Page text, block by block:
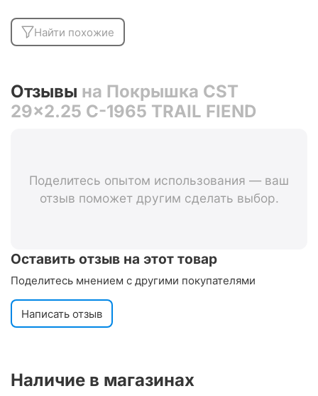
Найти похожие
Отзывы на Покрышка CST
29x2.25 C-1965 TRAIL FIEND
Поделитесь опытом использования — ваш
отзыв поможет другим сделать выбор.
Оставить отзыв на этот товар
Поделитесь мнением с другими покупателями
Написать отзыв
Наличие в магазинах